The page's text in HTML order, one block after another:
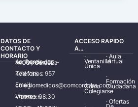
DATOS DE
CONTACTO Y
HORARIO
Av. Ronda de los Tejares, 32 – 14001 Córdoba
Teléfonos: 957 478 785
Email: colegiomedicos@comcordoba.com
Lunes – Viernes: 08:30 – 14:30 h.
ACCESO RAPIDO
A...
·
Ventanilla
Única
·
Cómo
Colegiarse
·Aula
Virtual
·
Formación
Ciudadana
·Ofertas